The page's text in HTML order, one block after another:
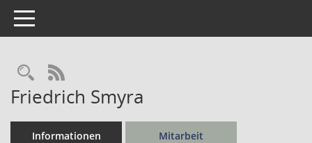
Toggle navigation
Rechercheauswahl
RSS-Feed
Friedrich Smyra
Informationen Mitarbeit